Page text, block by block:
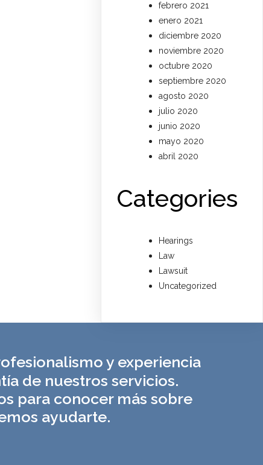
febrero 2021
enero 2021
diciembre 2020
noviembre 2020
octubre 2020
septiembre 2020
agosto 2020
julio 2020
junio 2020
mayo 2020
abril 2020
Categories
Hearings
Law
Lawsuit
Uncategorized
y experiencia
de nuestros servicios.
para conocer más sobre
ayudarte.